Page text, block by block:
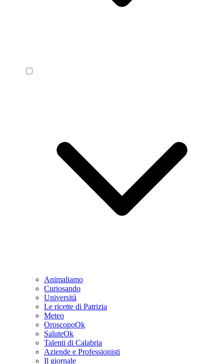
Animaliamo
Curiosando
Università
Le ricette di Patrizia
Meteo
OroscopoOk
SaluteOk
Talenti di Calabria
Aziende e Professionisti
Il giornale